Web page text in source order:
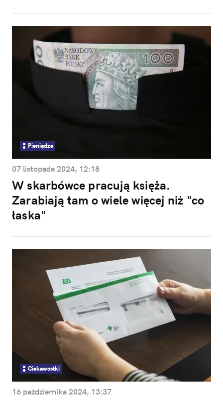
Pieniądze
07 listopada 2024, 12:18
W skarbówce pracują księża.
Zarabiają tam o wiele więcej niż "co
łaska"
Ciekawostki
16 października 2024, 13:37